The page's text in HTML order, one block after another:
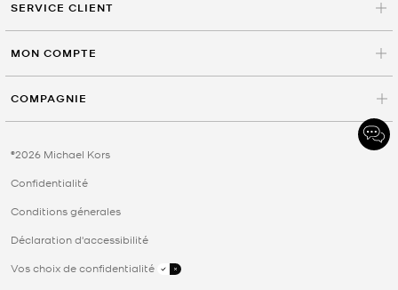
SERVICE CLIENT
MON COMPTE
COMPAGNIE
©2026 Michael Kors
Confidentialité
Conditions génerales
Déclaration d'accessibilité
Vos choix de confidentialité